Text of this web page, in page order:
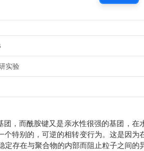
实验
，而酰胺键又是亲水性很强的基团，在
特别的，可逆的相转变行为。这是因为
存在与聚合物的内部而阻止粒子之间的